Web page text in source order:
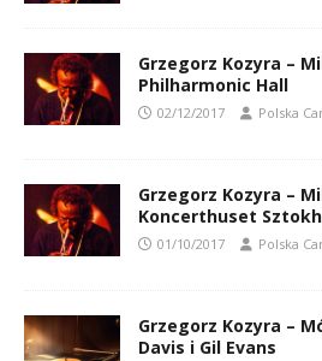
Grzegorz Kozyra –
Philharmonic Hall
02/12/2017 Polska
Grzegorz Kozyra –
Koncerthuset
01/10/2017 Polska
Grzegorz Kozyra –
Davis i Gil Evans